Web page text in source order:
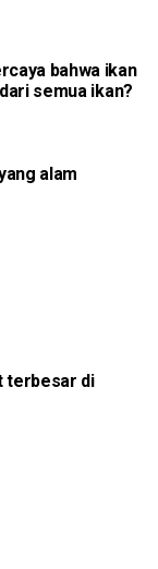
bahwa ikan
semua ikan?
alam
terbesar di